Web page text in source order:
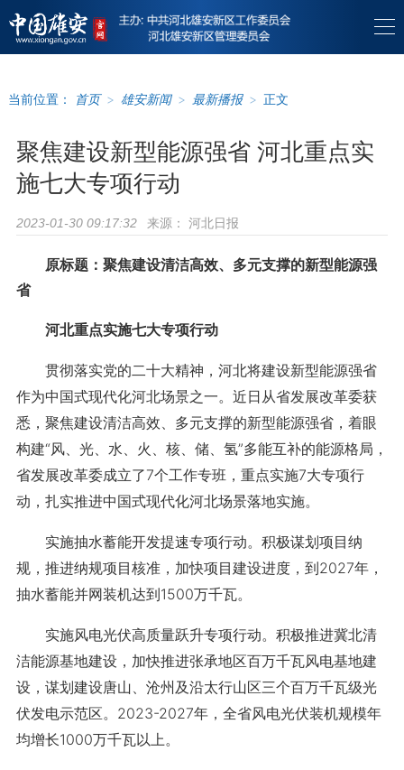
当前位置： 首页 > 雄安新闻 > 最新播报 > 正文
聚焦建设新型能源强省 河北重点实
施七大专项行动
2023-01-30 09:17:32 来源： 河北日报
原标题：聚焦建设清洁高效、多元支撑的新型能源强
省
河北重点实施七大专项行动
贯彻落实党的二十大精神，河北将建设新型能源强省
作为中国式现代化河北场景之一。近日从省发展改革委获
悉，聚焦建设清洁高效、多元支撑的新型能源强省，着眼
构建“风、光、水、火、核、储、氢”多能互补的能源格局，
省发展改革委成立了7个工作专班，重点实施7大专项行
动，扎实推进中国式现代化河北场景落地实施。
实施抽水蓄能开发提速专项行动。积极谋划项目纳
规，推进纳规项目核准，加快项目建设进度，到2027年，
抽水蓄能并网装机达到1500万千瓦。
实施风电光伏高质量跃升专项行动。积极推进冀北清
洁能源基地建设，加快推进张承地区百万千瓦风电基地建
设，谋划建设唐山、沧州及沿太行山区三个百万千瓦级光
伏发电示范区。2023-2027年，全省风电光伏装机规模年
均增长1000万千瓦以上。